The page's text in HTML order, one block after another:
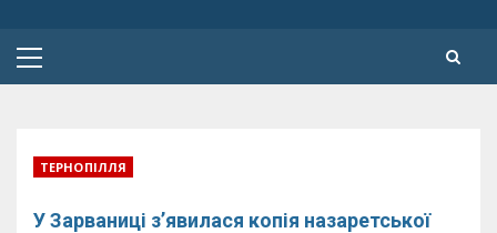
Primary
ТЕРНОПІЛЛЯ
У Зарваниці з’явилася копія назаретської